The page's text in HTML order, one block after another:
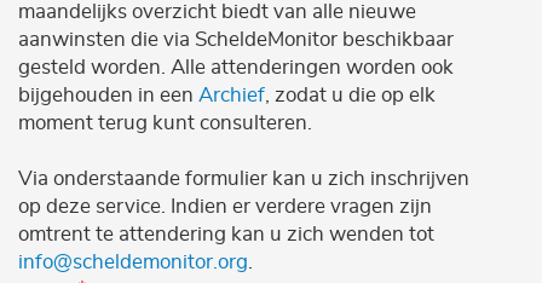
maandelijks overzicht biedt van alle nieuwe
aanwinsten die via ScheldeMonitor beschikbaar
gesteld worden. Alle attenderingen worden ook
bijgehouden in een Archief , zodat u die op elk
moment terug kunt consulteren.
Via onderstaande formulier kan u zich inschrijven
op deze service. Indien er verdere vragen zijn
omtrent te attendering kan u zich wenden tot
info@scheldemonitor.org